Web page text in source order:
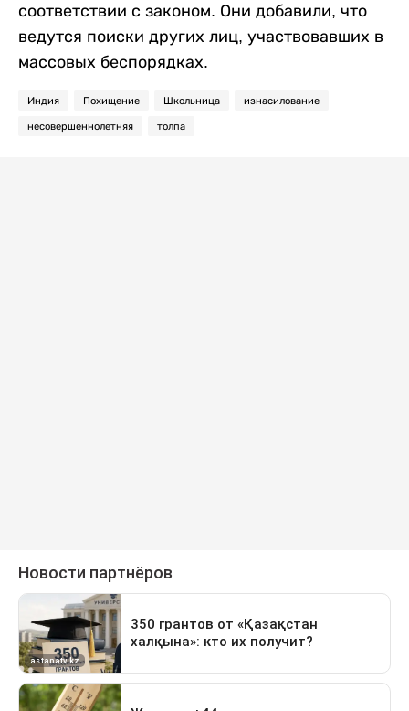
соответствии с законом. Они добавили, что
ведутся поиски других лиц, участвовавших в
массовых беспорядках.
Индия Похищение Школьница изнасилование
несовершеннолетняя толпа